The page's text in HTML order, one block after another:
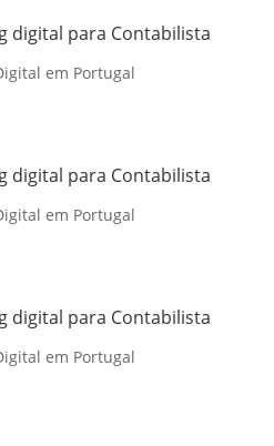
digital para Contabilista
em Portugal
digital para Contabilista
em Portugal
digital para Contabilista
em Portugal